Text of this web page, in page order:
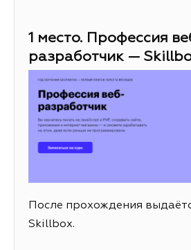
1 место. Профессия
разработчик —
После прохождения
Skillbox.